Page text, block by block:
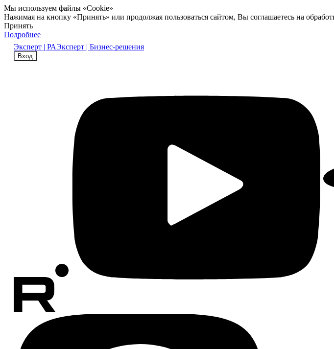
Мы используем файлы «Cookie»
Нажимая на кнопку «Принять» или продолжая пользоваться сайтом, Вы соглашаетесь на
Принять
Подробнее
Эксперт | РАЭксперт | Бизнес-решения
Вход